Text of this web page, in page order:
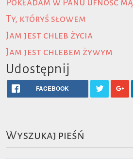
Ty, któryś słowem
Jam jest chleb życia
Jam jest chlebem żywym
Udostępnij
FACEBOOK
Wyszukaj pieśń